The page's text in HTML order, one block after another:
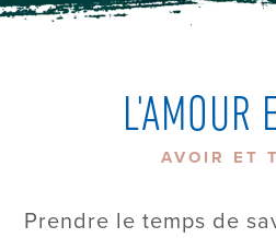
L'AMOUR
AVOIR ET
Prendre le temps de